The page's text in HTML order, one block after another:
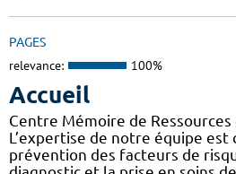
PAGES
relevance: 100%
Accueil
Centre Mémoire de
L’expertise de notre équipe est
prévention des facteurs de